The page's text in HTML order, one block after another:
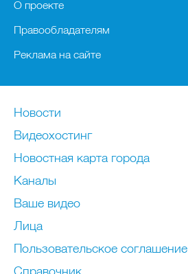
О проекте
Правообладателям
Реклама на сайте
Новости
Видеохостинг
Новостная карта города
Каналы
Ваше видео
Лица
Пользовательское соглашение